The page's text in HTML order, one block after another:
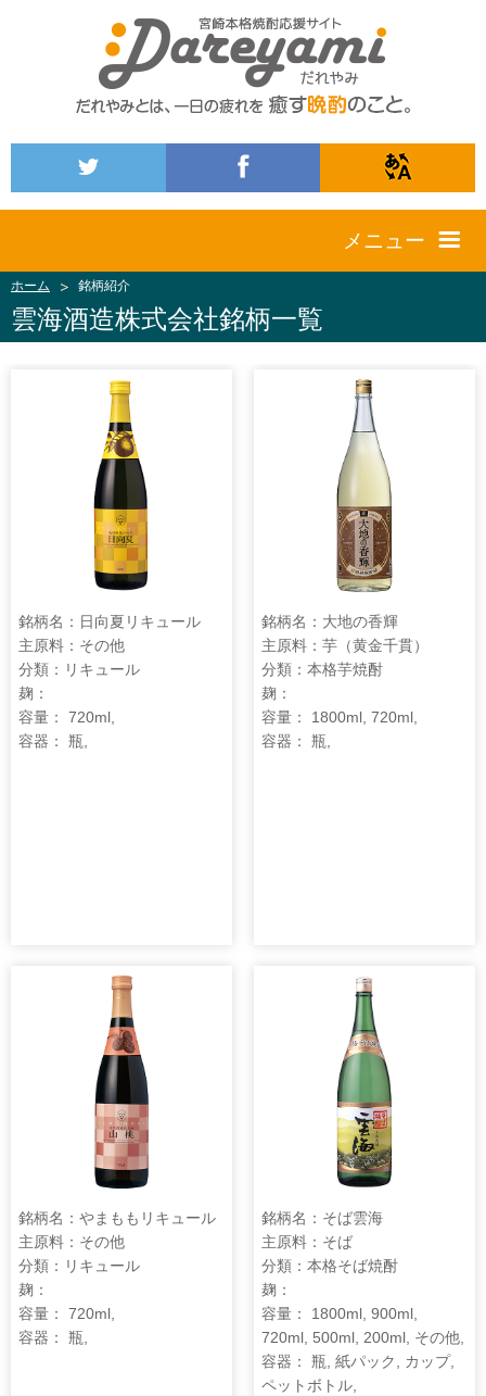
メニュー
ホーム 銘柄紹介
雲海酒造株式会社銘柄一覧
銘柄名：日向夏リキュール
主原料：その他
分類：リキュール
麹：
容量： 720ml,
容器： 瓶,
銘柄名：大地の香輝
主原料：芋（黄金千貫）
分類：本格芋焼酎
麹：
容量： 1800ml, 720ml,
容器： 瓶,
銘柄名：やまももリキュール
主原料：その他
分類：リキュール
麹：
容量： 720ml,
容器： 瓶,
銘柄名：そば雲海
主原料：そば
分類：本格そば焼酎
麹：
容量： 1800ml, 900ml,
720ml, 500ml, 200ml, その他,
容器： 瓶, 紙パック, カップ,
ペットボトル,